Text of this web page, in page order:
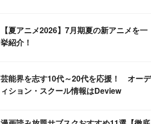
【夏アニメ2026】7月期夏の新アニメを一
挙紹介！
芸能界を志す10代～20代を応援！ オーデ
ィション・スクール情報はDeview